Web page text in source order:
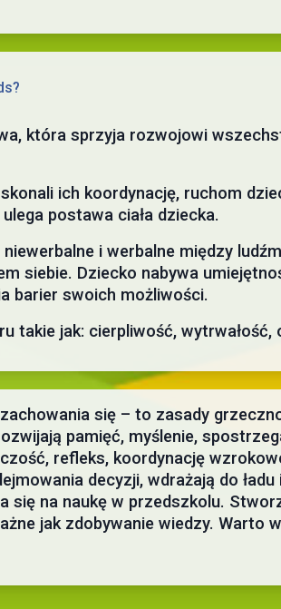
która sprzyja rozwojowi
ich koordynację, ruchom
postawa ciała dziecka.
i werbalne między
siebie. Dziecko nabywa
barier swoich możliwości.
takie jak: cierpliwość,
się – to zasady
pamięć, myślenie,
refleks, koordynację
decyzji, wdrażają do
się na naukę w przedszkolu.
jak zdobywanie wiedzy. Warto